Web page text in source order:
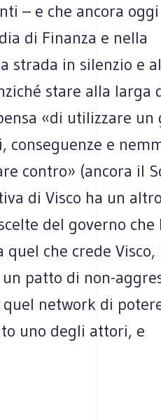
– e che ancora oggi
di Finanza e nella
strada in silenzio e al
stare alla larga
«di utilizzare un
conseguenze e
contro» (ancora il
di Visco ha un
del governo che
che crede Visco,
patto di non-
network di
uno degli attori, e